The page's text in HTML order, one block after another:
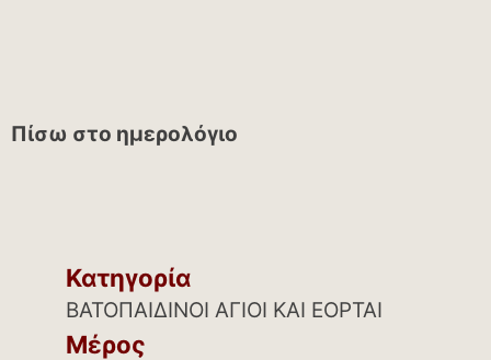
Πίσω στο ημερολόγιο
Κατηγορία
ΒΑΤΟΠΑΙΔΙΝΟΙ ΑΓΙΟΙ ΚΑΙ ΕΟΡΤΑΙ
Μέρος